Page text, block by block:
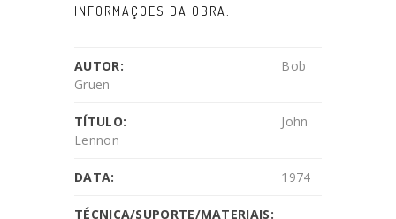
INFORMAÇÕES DA OBRA:
AUTOR:
Bob
Gruen
TÍTULO:
John
Lennon
DATA: 1974
TÉCNICA/SUPORTE/MATERIAIS: